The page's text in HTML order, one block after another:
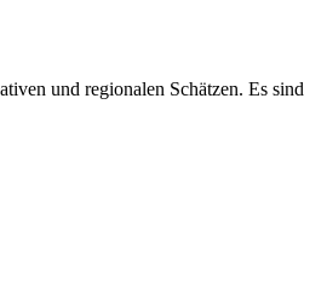
und regionalen Schätzen. Es sind